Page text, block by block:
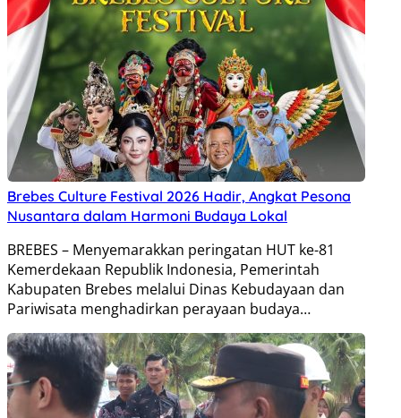
Brebes Culture Festival 2026 Hadir, Angkat Pesona
Nusantara dalam Harmoni Budaya Lokal
BREBES – Menyemarakkan peringatan HUT ke-81
Kemerdekaan Republik Indonesia, Pemerintah
Kabupaten Brebes melalui Dinas Kebudayaan dan
Pariwisata menghadirkan perayaan budaya…